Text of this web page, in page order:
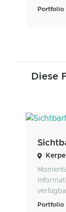
Portfolio
Diese
Portfolio